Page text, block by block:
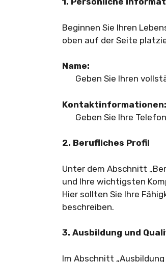
Beginnen Sie Ihren
oben auf der Seite
Name:
Geben Sie Ihren
Kontaktinformationen:
Geben Sie Ihre
2. Berufliches Profil
Unter dem Abschnitt
und Ihre wichtigsten
Hier sollten Sie Ihre
beschreiben.
3. Ausbildung und
Im Abschnitt